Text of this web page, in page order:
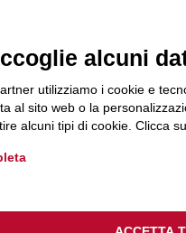
alcuni
utilizziamo i cookie e
al sito web o la
alcuni tipi di cookie. Clicca